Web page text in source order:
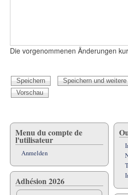
Die vorgenommenen Änderungen
Menu du compte de
l'utilisateur
Anmelden
Adhésion 2026